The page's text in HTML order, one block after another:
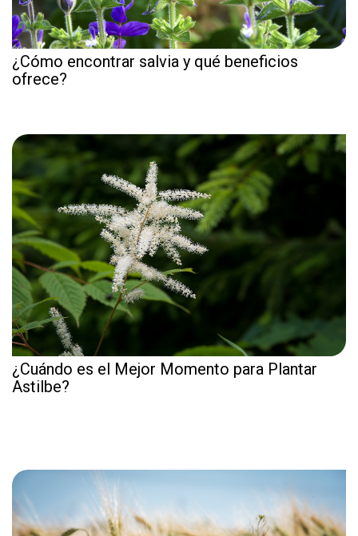
¿Cómo encontrar salvia y qué beneficios
ofrece?
¿Cuándo es el Mejor Momento para Plantar
Astilbe?